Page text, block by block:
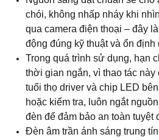
bằng khăn mềm khô mỗi 2 –
trên mặt đèn, giúp ánh sáng
dưỡng nhỏ này giúp tăng hiệu
trì tuổi thọ sản phẩm lâu dài.
Cách Tính Toán Số
Trần 6W Tròn Phù Hợp